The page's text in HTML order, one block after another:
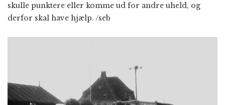
skulle punktere eller komme ud for andre uheld, og
derfor skal have hjælp. /seb